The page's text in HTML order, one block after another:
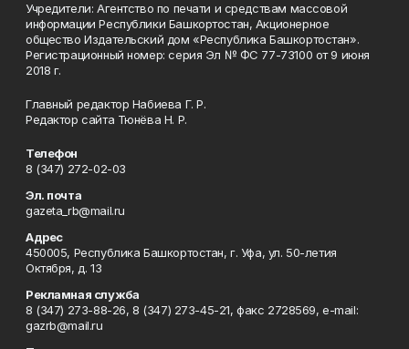
Учредители: Агентство по печати и средствам массовой
информации Республики Башкортостан, Акционерное
общество Издательский дом «Республика Башкортостан».
Регистрационный номер: серия Эл № ФС 77-73100 от 9 июня
2018 г.
Главный редактор Набиева Г. Р.
Редактор сайта Тюнёва Н. Р.
Телефон
8 (347) 272-02-03
Эл. почта
gazeta_rb@mail.ru
Адрес
450005, Республика Башкортостан, г. Уфа, ул. 50-летия
Октября, д. 13
Рекламная служба
8 (347) 273-88-26, 8 (347) 273-45-21, факс 2728569, e-mail:
gazrb@mail.ru